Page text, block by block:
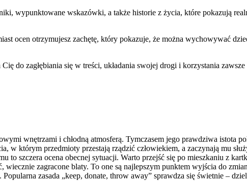
wypunktowane wskazówki, a także historie z życia, które pokazują
ocen otrzymujesz zachętę, który pokazuje, że można wychowywać
do zagłębiania się w treści, układania swojej drogi i korzystania
wnętrzami i chłodną atmosferą. Tymczasem jego prawdziwa istota
w którym przedmioty przestają rządzić człowiekiem, a zaczynają mu
to szczera ocena obecnej sytuacji. Warto przejść się po mieszkaniu z
wiecznie zagracone blaty. To one są najlepszym punktem wyjścia do
zasada „keep, donate, throw away” sprawdza się świetnie –